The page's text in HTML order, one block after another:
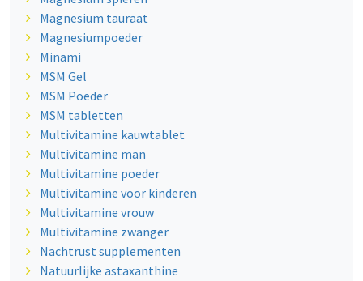
Magnesium tauraat
Magnesiumpoeder
Minami
MSM Gel
MSM Poeder
MSM tabletten
Multivitamine kauwtablet
Multivitamine man
Multivitamine poeder
Multivitamine voor kinderen
Multivitamine vrouw
Multivitamine zwanger
Nachtrust supplementen
Natuurlijke astaxanthine